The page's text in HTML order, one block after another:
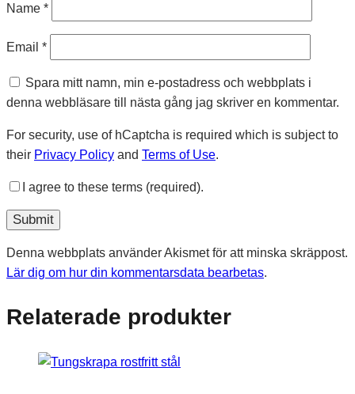
Name *
Email *
Spara mitt namn, min e-postadress och webbplats i
denna webbläsare till nästa gång jag skriver en kommentar.
For security, use of hCaptcha is required which is subject to
their Privacy Policy and Terms of Use.
I agree to these terms (required).
Denna webbplats använder Akismet för att minska skräppost.
Lär dig om hur din kommentarsdata bearbetas.
Relaterade produkter